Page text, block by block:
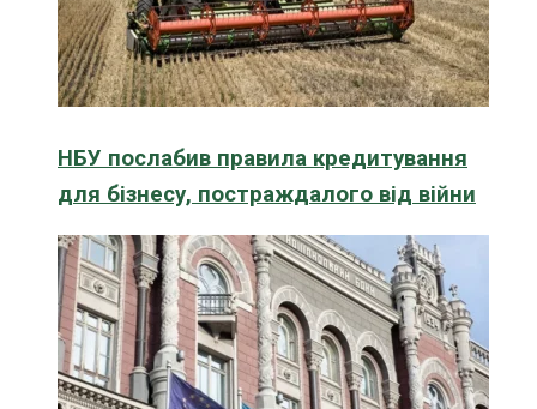
НБУ послабив правила кредитування
для бізнесу, постраждалого від війни